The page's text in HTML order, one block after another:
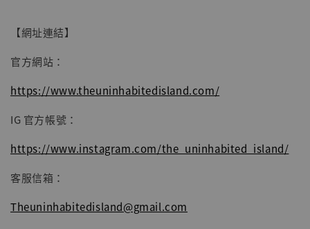
【網址連結】
官方網站：
https://www.theuninhabitedisland.com/
IG 官方帳號：
https://www.instagram.com/the_uninhabited_island/
客服信箱：
Theuninhabitedisland@gmail.com